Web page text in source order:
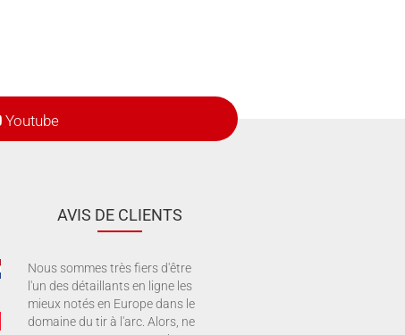
Youtube
AVIS DE CLIENTS
Nous sommes très fiers d'être
l'un des détaillants en ligne les
mieux notés en Europe dans le
domaine du tir à l'arc. Alors, ne